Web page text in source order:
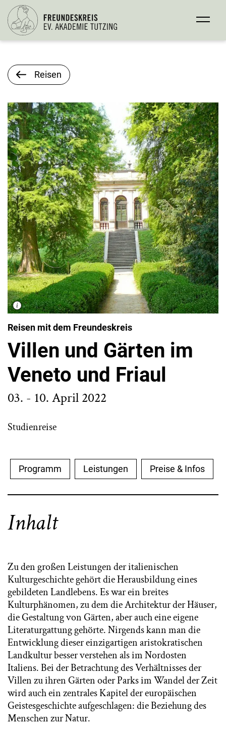
Reisen
Reisen mit dem Freundeskreis
Villen und Gärten im
Veneto und Friaul
03. - 10. April 2022
Studienreise
Programm Leistungen Preise & Infos
Inhalt
Zu den großen Leistungen der italienischen
Kulturgeschichte gehört die Herausbildung eines
gebildeten Landlebens. Es war ein breites
Kulturphänomen, zu dem die Architektur der Häuser,
die Gestaltung von Gärten, aber auch eine eigene
Literaturgattung gehörte. Nirgends kann man die
Entwicklung dieser einzigartigen aristokratischen
Landkultur besser verstehen als im Nordosten
Italiens. Bei der Betrachtung des Verhältnisses der
Villen zu ihren Gärten oder Parks im Wandel der Zeit
wird auch ein zentrales Kapitel der europäischen
Geistesgeschichte aufgeschlagen: die Beziehung des
Menschen zur Natur.